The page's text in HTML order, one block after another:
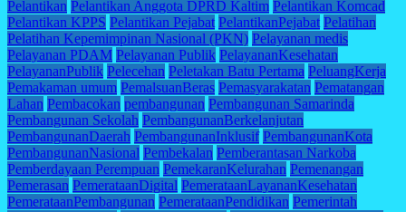
Pelantikan Pelantikan Anggota DPRD Kaltim Pelantikan Komcad
Pelantikan KPPS Pelantikan Pejabat PelantikanPejabat Pelatihan
Pelatihan Kepemimpinan Nasional (PKN) Pelayanan medis
Pelayanan PDAM Pelayanan Publik PelayananKesehatan
PelayananPublik Pelecehan Peletakan Batu Pertama PeluangKerja
Pemakaman umum PemalsuanBeras Pemasyarakatan Pematangan
Lahan Pembacokan pembangunan Pembangunan Samarinda
Pembangunan Sekolah PembangunanBerkelanjutan
PembangunanDaerah PembangunanInklusif PembangunanKota
PembangunanNasional Pembekalan Pemberantasan Narkoba
Pemberdayaan Perempuan PemekaranKelurahan Pemenangan
Pemerasan PemerataanDigital PemerataanLayananKesehatan
PemerataanPembangunan PemerataanPendidikan Pemerintah